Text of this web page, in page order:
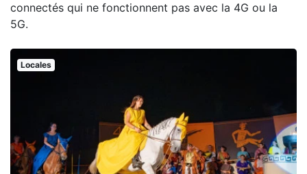
connectés qui ne fonctionnent pas avec la 4G ou la
5G.
Locales